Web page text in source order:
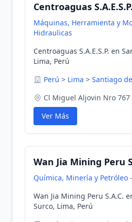
Centroaguas S.A.E.S.P.
Máquinas, Herramienta y
Hidraulicas
Centroaguas S.A.E.S.P. en
Lima, Perú
Perú > Lima > Santiago
Cl Miguel Aljovin Nro
Ver Más
Wan Jia Mining Peru
Química, Minería y Petróleo
Wan Jia Mining Peru S.A.C.
Surco, Lima, Perú